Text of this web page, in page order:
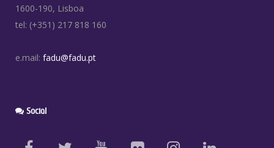
1600-190, Lisboa
tel: (+351) 217 818 160
e.mail: fadu@fadu.pt
Social